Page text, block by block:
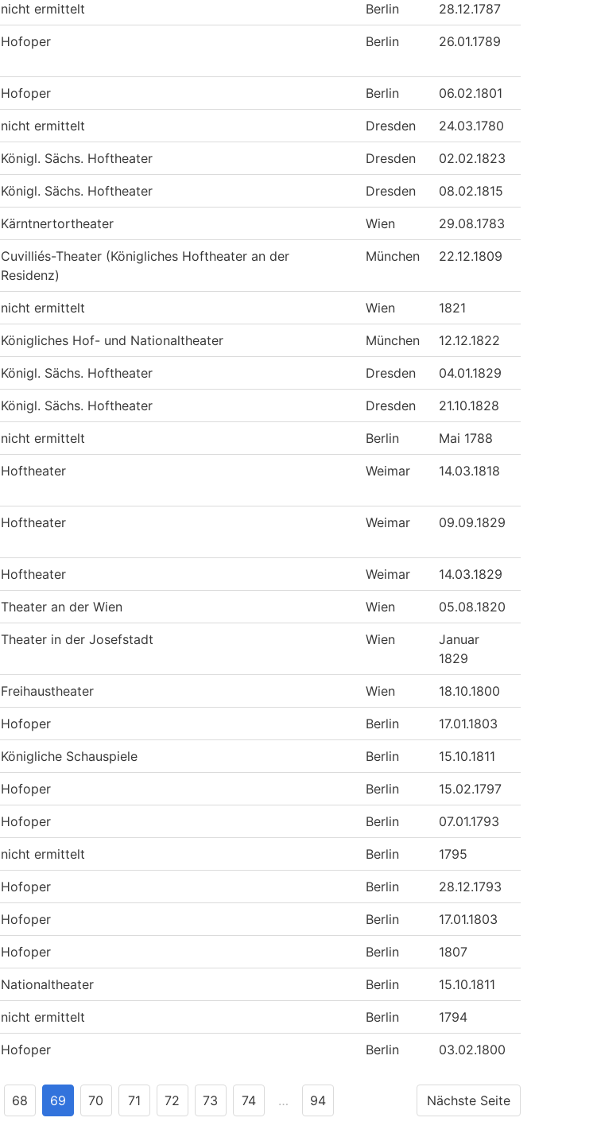
nicht ermittelt Berlin 28.12.1787
Hofoper Berlin 26.01.1789
Hofoper Berlin 06.02.1801
nicht ermittelt Dresden 24.03.1780
Königl. Sächs. Hoftheater Dresden 02.02.1823
Königl. Sächs. Hoftheater Dresden 08.02.1815
Kärntnertortheater Wien 29.08.1783
Cuvilliés-Theater (Königliches Hoftheater an der
Residenz)
München 22.12.1809
nicht ermittelt Wien 1821
Königliches Hof- und Nationaltheater München 12.12.1822
Königl. Sächs. Hoftheater Dresden 04.01.1829
Königl. Sächs. Hoftheater Dresden 21.10.1828
nicht ermittelt Berlin Mai 1788
Hoftheater Weimar 14.03.1818
Hoftheater Weimar 09.09.1829
Hoftheater Weimar 14.03.1829
Theater an der Wien Wien 05.08.1820
Theater in der Josefstadt Wien
Januar
1829
Freihaustheater Wien 18.10.1800
Hofoper Berlin 17.01.1803
Königliche Schauspiele Berlin 15.10.1811
Hofoper Berlin 15.02.1797
Hofoper Berlin 07.01.1793
nicht ermittelt Berlin 1795
Hofoper Berlin 28.12.1793
Hofoper Berlin 17.01.1803
Hofoper Berlin 1807
Nationaltheater Berlin 15.10.1811
nicht ermittelt Berlin 1794
Hofoper Berlin 03.02.1800
Nächste Seite
68 69 70 71 72 73 74 … 94